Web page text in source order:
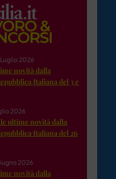
2026
novità dalla
Italiana del 3 e
2026
ultime novità dalla
Italiana del 26
2026
novità dalla